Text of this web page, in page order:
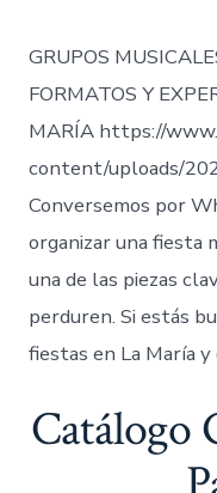
GRUPOS
FORMATOS Y
MARÍA https://
content/uploads/
Conversemos por
organizar una fiesta
una de las piezas
perduren. Si estás
fiestas en La María
Catálogo